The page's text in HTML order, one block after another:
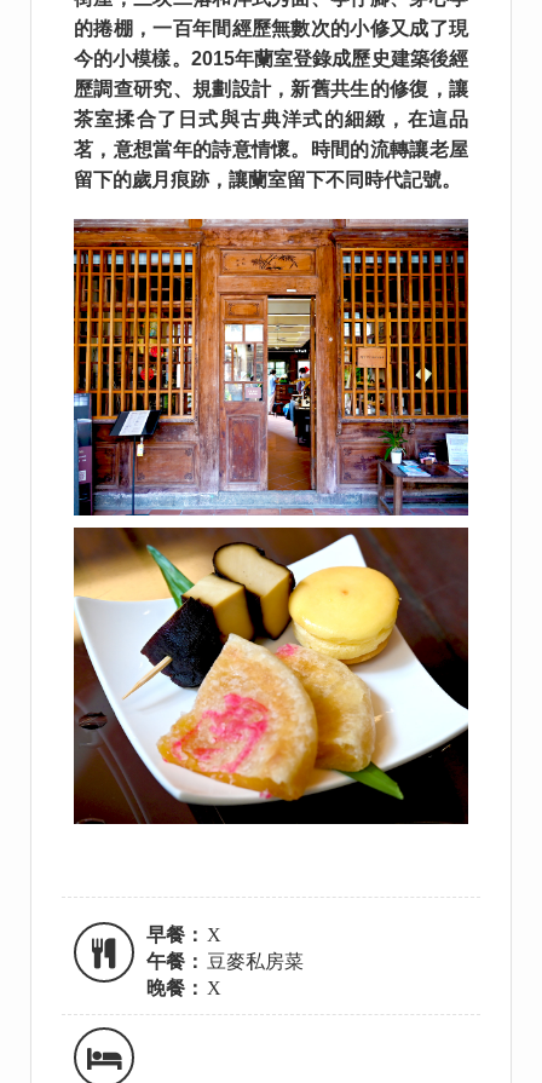
的捲棚，一百年間經歷無數次的小修又成了現
今的小模樣。2015年蘭室登錄成歷史建築後經
歷調查研究、規劃設計，新舊共生的修復，讓
茶室揉合了日式與古典洋式的細緻，在這品
茗，意想當年的詩意情懷。時間的流轉讓老屋
留下的歲月痕跡，讓蘭室留下不同時代記號。
早餐： X
午餐： 豆麥私房菜
晚餐： X